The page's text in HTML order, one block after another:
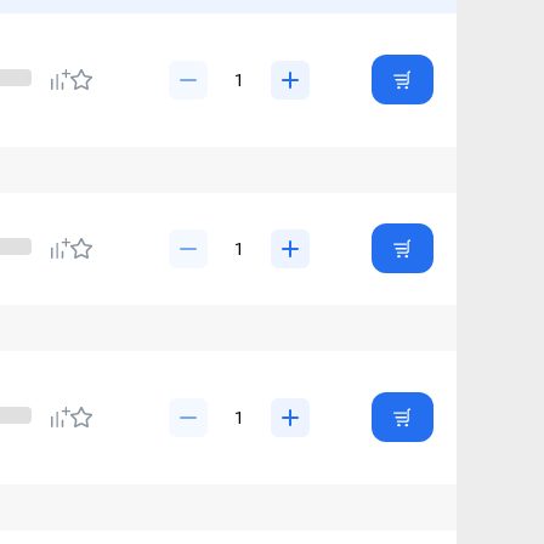
на 25 кв. метров Кондиционер на 35 кв. метров